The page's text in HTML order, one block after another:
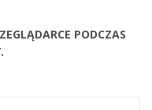
PODCZAS